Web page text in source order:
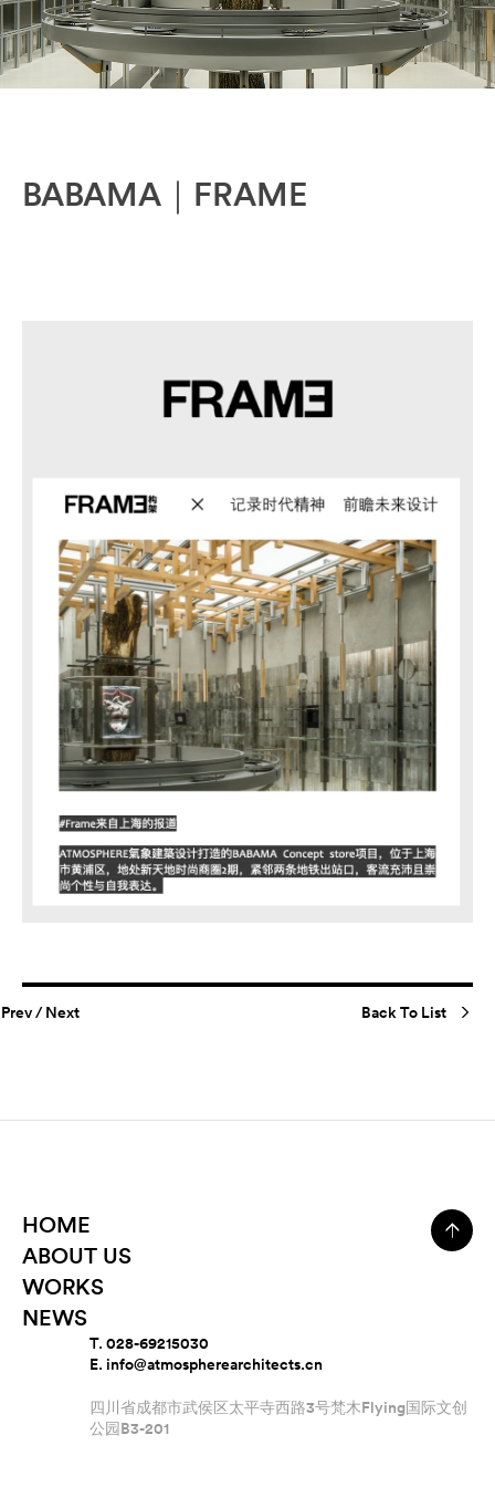
BABAMA｜FRAME
Prev/Next Back To List
HOME
ABOUT US
WORKS
NEWS
T. 028-69215030
E. info@atmospherearchitects.cn
四川省成都市武侯区太平寺西路3号梵木Flying国际文创
公园B3-201